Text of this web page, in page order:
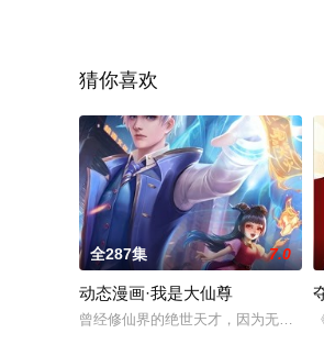
网，更多相关信息可移步至豆瓣动
猜你喜欢
全287集 7.0
动态漫画·我是大仙尊
曾经修仙界的绝世天才，因为无字天